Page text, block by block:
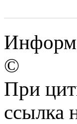
©
При
ссылка